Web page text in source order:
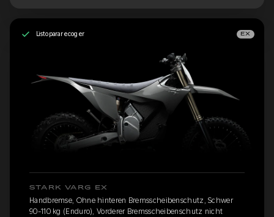
Listo para recoger EX
STARK VARG EX
Handbremse, Ohne hinteren Bremsscheibenschutz, Schwer
90-110 kg (Enduro), Vorderer Bremsscheibenschutz nicht